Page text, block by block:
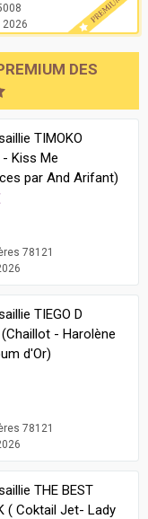
2026
DES
TIMOKO
Kiss Me
par And Arifant)
78121
TIEGO D
(Chaillot - Harolène
d'Or)
78121
THE BEST
( Coktail Jet- Lady